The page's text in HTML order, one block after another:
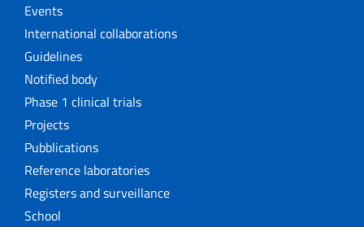
Strumenti di riferimento
The NECOBELAC project
Events
International collaborations
Guidelines
Notified body
Phase 1 clinical trials
Projects
Pubblications
Reference laboratories
Registers and surveillance
School